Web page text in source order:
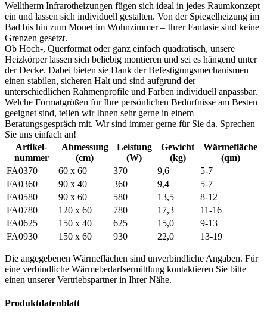
Welltherm Infrarotheizungen fügen sich ideal in jedes Raumkonzept
ein und lassen sich individuell gestalten. Von der Spiegelheizung im
Bad bis hin zum Monet im Wohnzimmer – Ihrer Fantasie sind keine
Grenzen gesetzt.
Ob Hoch-, Querformat oder ganz einfach quadratisch, unsere
Heizkörper lassen sich beliebig montieren und sei es hängend unter
der Decke. Dabei bieten sie Dank der Befestigungs­mechanismen
einen stabilen, sicheren Halt und sind aufgrund der
unterschiedlichen Rahmenprofile und Farben individuell anpassbar.
Welche Formatgrößen für Ihre persönlichen Bedürfnisse am Besten
geeignet sind, teilen wir Ihnen sehr gerne in einem
Beratungsgespräch mit. Wir sind immer gerne für Sie da. Sprechen
Sie uns einfach an!
Artikel­
nummer
Abmess­ung
(cm)
Leis­tung
(W)
Gewicht
(kg)
Wärme­fläche
(qm)
FA0370
60 x 60 370 9,6
5-7
FA0360
90 x 40 360 9,4
5-7
FA0580
90 x 60 580 13,5
8-12
FA0780
120 x 60 780 17,3
11-16
FA0625
150 x 40 625 15,0
9-13
FA0930
150 x 60 930 22,0 13-19
Die angegebenen Wärmeflächen sind unverbindliche Angaben. Für
eine verbindliche Wärmebedarfs­ermittlung kontaktieren Sie bitte
einen unserer Vertriebspartner in Ihrer Nähe.
Produktdatenblatt